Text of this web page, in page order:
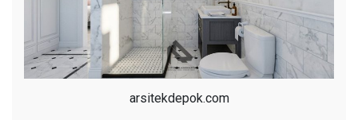
arsitekdepok.com